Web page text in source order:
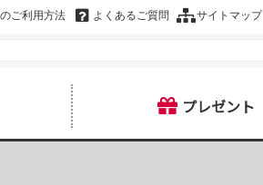
ご利用方法 よくあるご質問 サイトマップ
プレゼント